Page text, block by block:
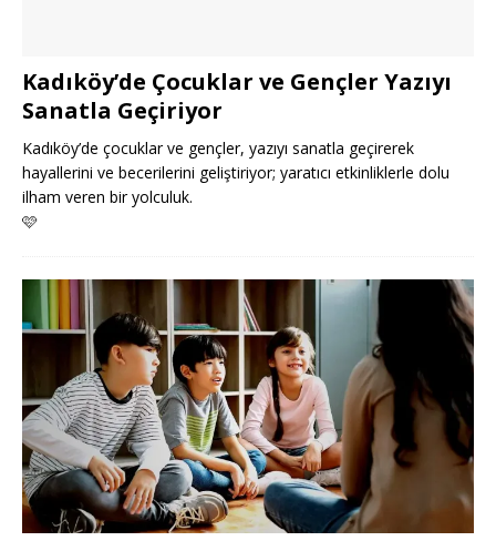
Kadıköy’de Çocuklar ve Gençler Yazıyı
Sanatla Geçiriyor
Kadıköy’de çocuklar ve gençler, yazıyı sanatla geçirerek
hayallerini ve becerilerini geliştiriyor; yaratıcı etkinliklerle dolu
ilham veren bir yolculuk.
🩷